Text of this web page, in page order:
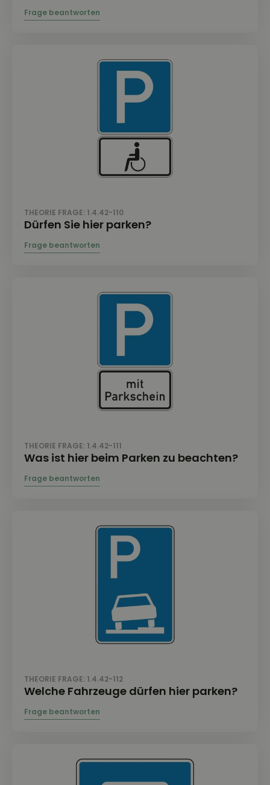
THEORIE FRAGE: 1.4.42-110
Dürfen Sie hier parken?
THEORIE FRAGE: 1.4.42-111
Was ist hier beim Parken zu beachten?
THEORIE FRAGE: 1.4.42-112
Welche Fahrzeuge dürfen hier parken?